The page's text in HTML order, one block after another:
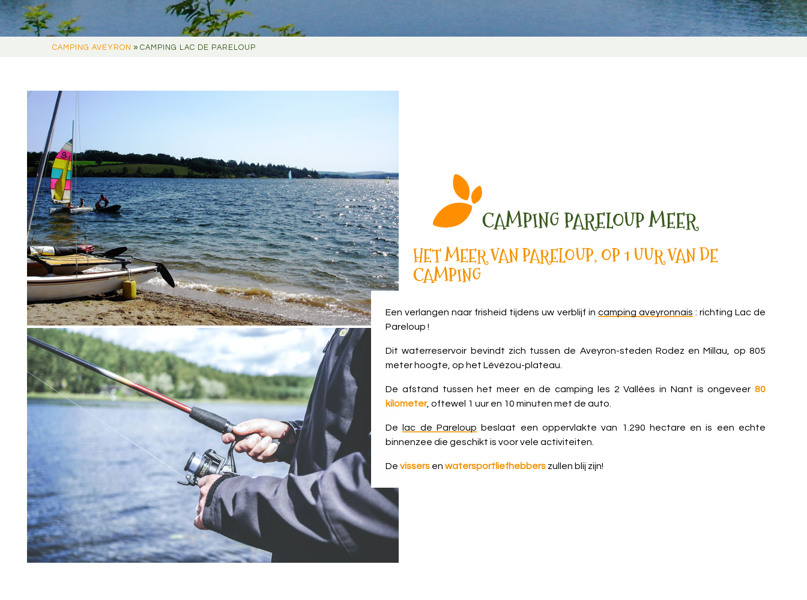
CAMPING AVEYRON » CAMPING LAC DE PARELOUP
CAMPING PARELOUP MEER
HET MEER VAN PARELOUP, OP 1 UUR VAN DE
CAMPING
Een verlangen naar frisheid tijdens uw verblijf in camping aveyronnais : richting Lac de
Pareloup !
Dit waterreservoir bevindt zich tussen de Aveyron-steden Rodez en Millau, op 805
meter hoogte, op het Lévézou-plateau.
De afstand tussen het meer en de camping les 2 Vallées in Nant is ongeveer 80
kilometer, oftewel 1 uur en 10 minuten met de auto.
Delac de Pareloup beslaat een oppervlakte van 1.290 hectare en is een echte
binnenzee die geschikt is voor vele activiteiten.
Devissers enwatersportliefhebbers zullen blij zijn!